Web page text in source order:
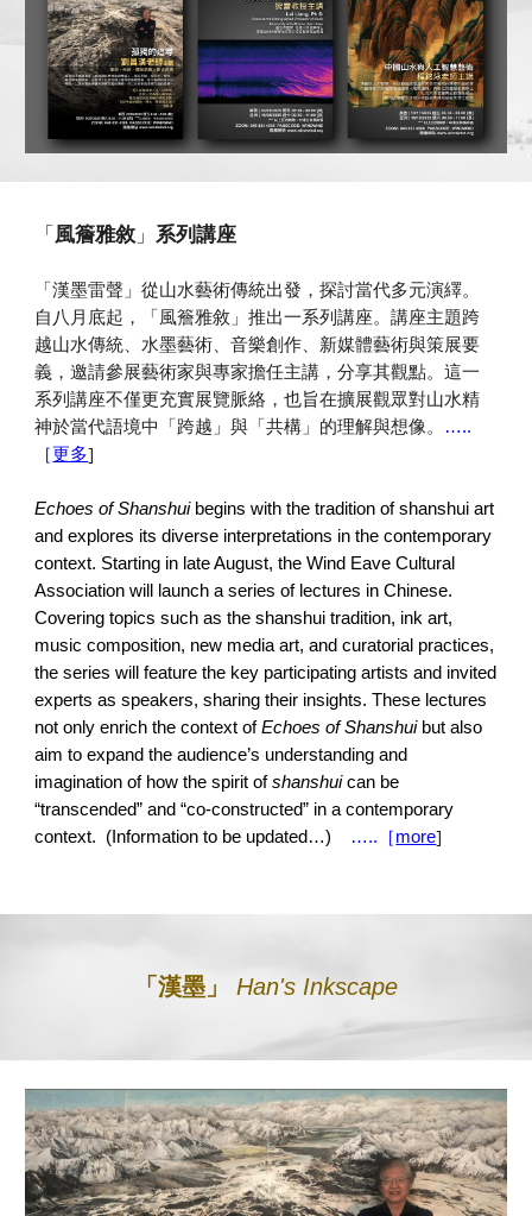
「風簷雅敘 」系列講座
「漢墨雷聲」從山水藝術傳統出發，探討當代多元演繹。
自八月底起，
「風簷雅敘」推出一系列講座。講座主題跨
越山水傳統、水墨藝術、音樂創作、新媒體藝術與策展要
義，邀請參展藝術家與專家擔任主講，分享其觀點。這一
系列講座不僅更充實展覽脈絡，也旨在擴展觀眾對山水精
神於當代語境中「跨越」與「共構」的理解與想像。
…..
［更多]
Echoes of Shanshuibegins with the tradition of shanshui art
and explores its diverse interpretations in the contemporary
context. Starting in late August, the Wind Eave Cultural
Association will launch a series of lectures in Chinese.
Covering topics such as the shanshui tradition, ink art,
music composition, new media art, and curatorial practices,
the series will feature the key participating artists and invited
experts as speakers, sharing their insights. These lectures
not only enrich the context ofEchoes of Shanshui but also
aim to expand the audience’s understanding and
imagination of how the spirit ofshanshuican be
“transcended” and “co-constructed” in a contemporary
context. (Information to be updated…)
…..［more]
「漢墨」 Han's Inkscape